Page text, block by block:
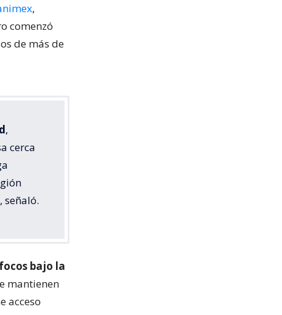
,
comenzó
de más de
,
cerca
señaló.
bajo la
mantienen
acceso